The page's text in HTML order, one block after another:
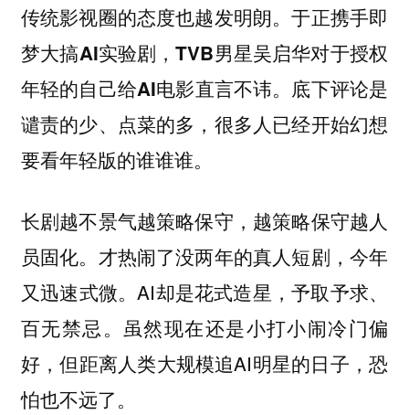
传统影视圈的态度也越发明朗。于正携手即
梦大搞AI实验剧，TVB男星吴启华对于授权
年轻的自己给AI电影直言不讳。 底下评论是
谴责的少、点菜的多，很多人已经开始幻想
要看年轻版的谁谁谁。
长剧越不景气越策略保守，越策略保守越人
员固化。才热闹了没两年的真人短剧，今年
又迅速式微。AI却是花式造星，予取予求、
百无禁忌。虽然现在还是小打小闹冷门偏
好，但距离人类大规模追AI明星的日子，恐
怕也不远了。